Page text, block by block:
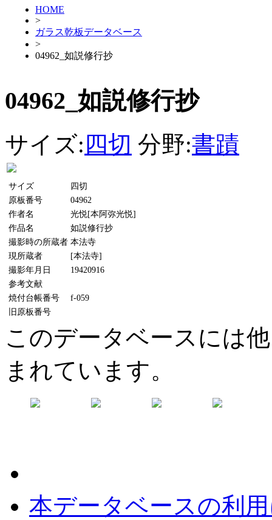
HOME
>
ガラス乾板データベース
>
04962_如説修行抄
04962_如説修行抄
サイズ: 四切 分野:書蹟
サイズ
四切
原板番号
04962
作者名
光悦[本阿弥光悦]
作品名
如説修行抄
撮影時の所蔵者 本法寺
現所蔵者
[本法寺]
撮影年月日
19420916
参考文献
焼付台帳番号
f-059
旧原板番号
このデータベースには
まれています。
本データベースの利